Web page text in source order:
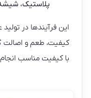
پلاستیک، شیشه
این فرآیند‌ها در
کیفیت، طعم و
با کیفیت مناسب